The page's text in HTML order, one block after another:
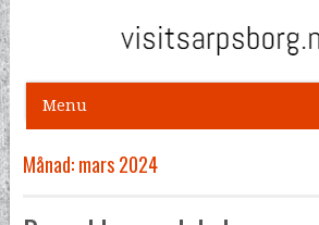
Menu
Månad:mars 2024